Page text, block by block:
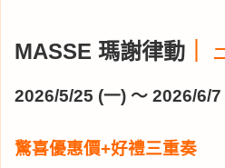
MASSE 瑪謝律動
2026/5/25 (一) ～ 2026/6/7
驚喜優惠價+好禮三重奏